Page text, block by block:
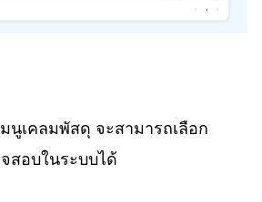
นูเคลมพัสดุ จะสามารถเลือก
สอบในระบบได้